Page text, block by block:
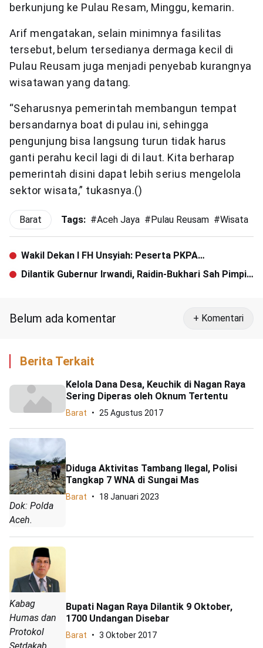
berkunjung ke Pulau Resam, Minggu, kemarin.
Arif mengatakan, selain minimnya fasilitas
tersebut, belum tersedianya dermaga kecil di
Pulau Reusam juga menjadi penyebab kurangnya
wisatawan yang datang.
“Seharusnya pemerintah membangun tempat
bersandarnya boat di pulau ini, sehingga
pengunjung bisa langsung turun tidak harus
ganti perahu kecil lagi di di laut. Kita berharap
pemerintah disini dapat lebih serius mengelola
sektor wisata,” tukasnya.()
Barat Tags: #Aceh Jaya #Pulau Reusam #Wisata
Wakil Dekan I FH Unsyiah: Peserta PKPA
Diharapakan Lulus UPA Nasional
Dilantik Gubernur Irwandi, Raidin-Bukhari Sah Pimpin
Belum ada komentar + Komentari
Berita Terkait
Kelola Dana Desa, Keuchik di Nagan Raya
Sering Diperas oleh Oknum Tertentu
Barat 25 Agustus 2017
Dok: Polda
Aceh.
Diduga Aktivitas Tambang Ilegal, Polisi
Tangkap 7 WNA di Sungai Mas
Barat 18 Januari 2023
Kabag
Humas dan
Protokol
Bupati Nagan Raya Dilantik 9 Oktober,
1700 Undangan Disebar
Barat 3 Oktober 2017